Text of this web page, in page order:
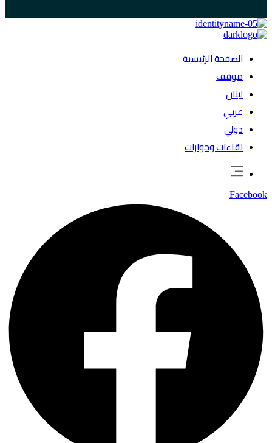
الصفحة الرئيسية
موقف
لبنان
عربي
دولي
لقاءات وحوارات
Facebook